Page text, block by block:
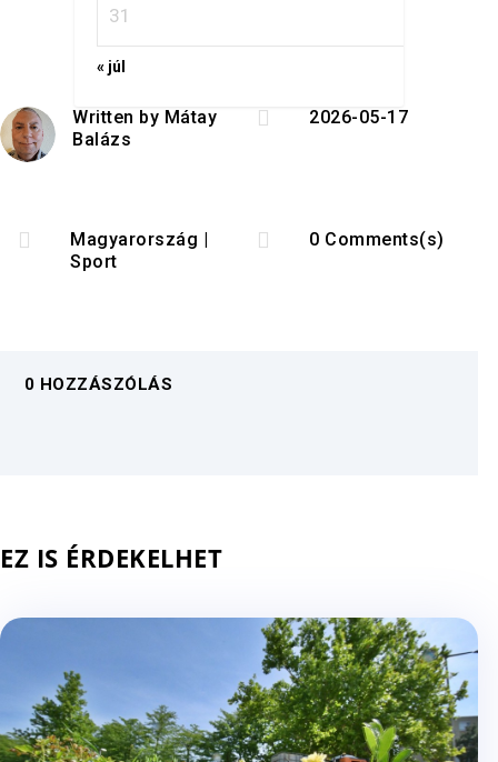
31
« júl
Written by Mátay
Balázs
 2026-05-17
 Magyarország |
Sport
 0 Comments(s)
0 HOZZÁSZÓLÁS
EZ IS ÉRDEKELHET